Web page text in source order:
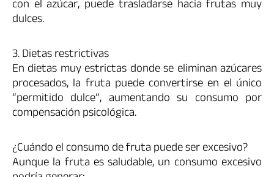
con el azúcar, puede trasladarse hacia frutas muy
dulces.
3. Dietas restrictivas
En dietas muy estrictas donde se eliminan azúcares
procesados, la fruta puede convertirse en el único
“permitido dulce”, aumentando su consumo por
compensación psicológica.
¿Cuándo el consumo de fruta puede ser excesivo?
Aunque la fruta es saludable, un consumo excesivo